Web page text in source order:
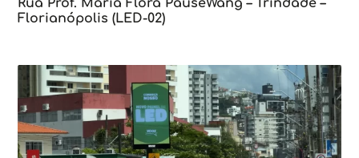
Rua Prof. Maria Flora PauseWang – Trindade –
Florianópolis (LED-02)